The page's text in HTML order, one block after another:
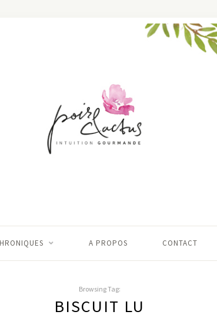
A PROPOS CONTACT
Browsing Tag:
BISCUIT LU